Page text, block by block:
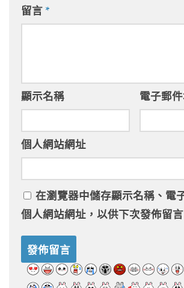
留言 *
顯示名稱 電子郵
個人網站網址
在瀏覽器中儲存顯示名稱、電
個人網站網址，以供下次發佈留言